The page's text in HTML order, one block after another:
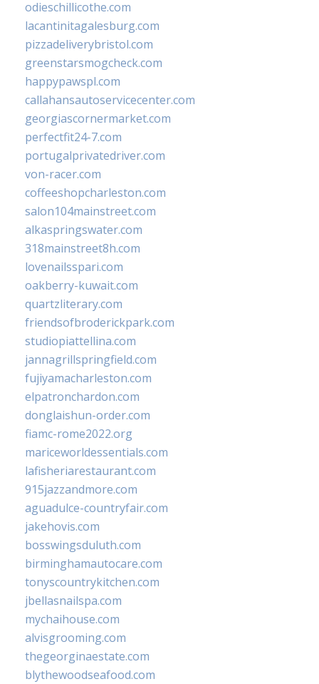
odieschillicothe.com
lacantinitagalesburg.com
pizzadeliverybristol.com
greenstarsmogcheck.com
happypawspl.com
callahansautoservicecenter.com
georgiascornermarket.com
perfectfit24-7.com
portugalprivatedriver.com
von-racer.com
coffeeshopcharleston.com
salon104mainstreet.com
alkaspringswater.com
318mainstreet8h.com
lovenailsspari.com
oakberry-kuwait.com
quartzliterary.com
friendsofbroderickpark.com
studiopiattellina.com
jannagrillspringfield.com
fujiyamacharleston.com
elpatronchardon.com
donglaishun-order.com
fiamc-rome2022.org
mariceworldessentials.com
lafisheriarestaurant.com
915jazzandmore.com
aguadulce-countryfair.com
jakehovis.com
bosswingsduluth.com
birminghamautocare.com
tonyscountrykitchen.com
jbellasnailspa.com
mychaihouse.com
alvisgrooming.com
thegeorginaestate.com
blythewoodseafood.com